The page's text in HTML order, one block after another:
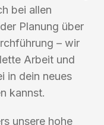
bei allen
Planung über
– wir
Arbeit und
in dein neues
kannst.
unsere hohe